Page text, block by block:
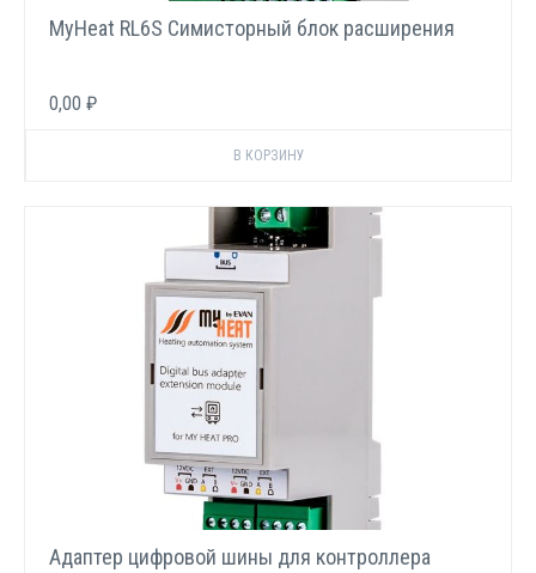
MyHeat RL6S Симисторный блок расширения
0,00 ₽
Адаптер цифровой шины для контроллера